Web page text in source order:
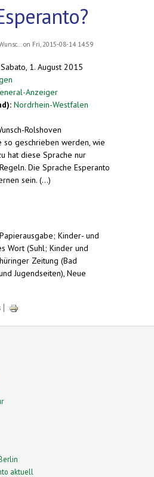
on Fri, 2015-08-14 14:59
Sabato, 1. August 2015
Anzeiger
Nordrhein-Westfalen
Rolshoven
so geschrieben werden, wie
hat diese Sprache nur
Die Sprache Esperanto
sein. (...)
Kinder- und
Wort (Suhl; Kinder und
Zeitung (Bad
Jugendseiten), Neue
aktuell